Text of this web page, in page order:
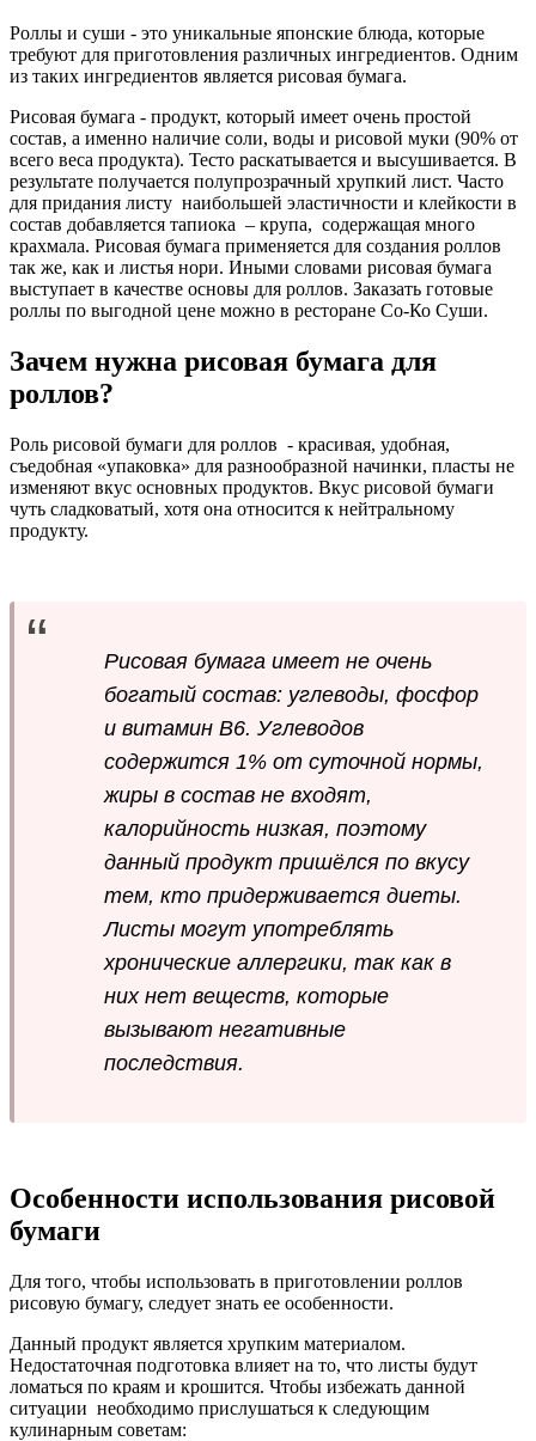
Роллы и суши - это уникальные японские блюда, которые
требуют для приготовления различных ингредиентов. Одним
из таких ингредиентов является рисовая бумага.
Рисовая бумага - продукт, который имеет очень простой
состав, а именно наличие соли, воды и рисовой муки (90% от
всего веса продукта). Тесто раскатывается и высушивается. В
результате получается полупрозрачный хрупкий лист. Часто
для придания листу наибольшей эластичности и клейкости в
состав добавляется тапиока – крупа, содержащая много
крахмала. Рисовая бумага применяется для создания роллов
так же, как и листья нори. Иными словами рисовая бумага
выступает в качестве основы для роллов. Заказать готовые
роллы по выгодной цене можно в ресторане Со-Ко Суши.
Зачем нужна рисовая бумага для
роллов?
Роль рисовой бумаги для роллов - красивая, удобная,
съедобная «упаковка» для разнообразной начинки, пласты не
изменяют вкус основных продуктов. Вкус рисовой бумаги
чуть сладковатый, хотя она относится к нейтральному
продукту.
Рисовая бумага имеет не очень
богатый состав: углеводы, фосфор
и витамин В6. Углеводов
содержится 1% от суточной нормы,
жиры в состав не входят,
калорийность низкая, поэтому
данный продукт пришёлся по вкусу
тем, кто придерживается диеты.
Листы могут употреблять
хронические аллергики, так как в
них нет веществ, которые
вызывают негативные
последствия.
Особенности использования рисовой
бумаги
Для того, чтобы использовать в приготовлении роллов
рисовую бумагу, следует знать ее особенности.
Данный продукт является хрупким материалом.
Недостаточная подготовка влияет на то, что листы будут
ломаться по краям и крошится. Чтобы избежать данной
ситуации необходимо прислушаться к следующим
кулинарным советам: